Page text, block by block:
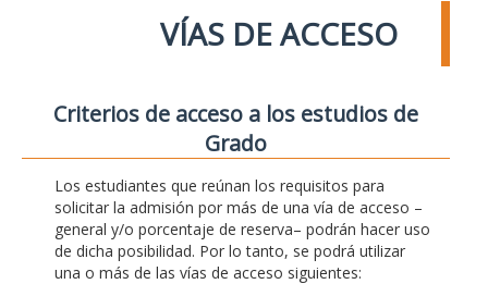
VÍAS DE ACCESO
Criterios de acceso a los estudios de
Grado
Los estudiantes que reúnan los requisitos para
solicitar la admisión por más de una vía de acceso –
general y/o porcentaje de reserva– podrán hacer uso
de dicha posibilidad. Por lo tanto, se podrá utilizar
una o más de las vías de acceso siguientes: